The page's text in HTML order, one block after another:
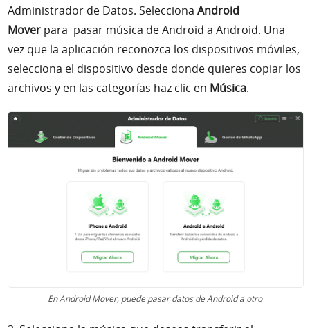
Administrador de Datos. SeleccionaAndroid
Mover para pasar música de Android a Android. Una
vez que la aplicación reconozca los dispositivos móviles,
selecciona el dispositivo desde donde quieres copiar los
archivos y en las categorías haz clic en Música.
En Android Mover, puede pasar datos de Androida otro